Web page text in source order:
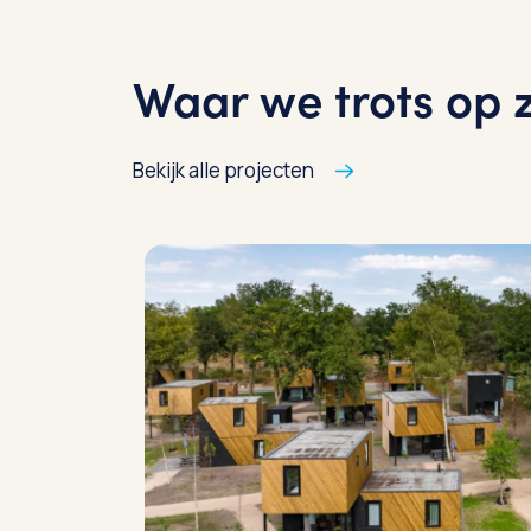
Waar we trots op
Bekijk alle projecten